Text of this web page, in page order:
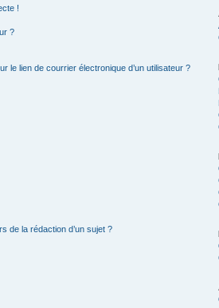
!
?
le lien de courrier électronique d’un utilisateur ?
de la rédaction d’un sujet ?